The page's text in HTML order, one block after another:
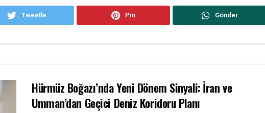
Tweetle Pin Gönder
Hürmüz Boğazı’nda Yeni Dönem Sinyali: İran ve
Umman’dan Geçici Deniz Koridoru Planı